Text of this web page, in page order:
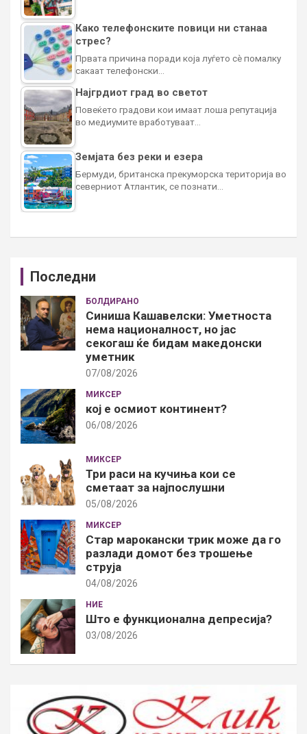
Како телефонските повици ни станаа
стрес?
Првата причина поради која луѓето сè помалку
сакаат телефонски…
Најгрдиот град во светот
Повеќето градови кои имаат лоша репутација
во медиумите вработуваат…
Земјата без реки и езера
Бермуди, британска прекуморска територија во
северниот Атлантик, се познати…
Последни
БОЛДИРАНО
Синиша Кашавелски: Уметноста
нема националност, но јас
секогаш ќе бидам македонски
уметник
07/08/2026
МИКСЕР
кој е осмиот континент?
06/08/2026
МИКСЕР
Три раси на кучиња кои се
сметаат за најпослушни
05/08/2026
МИКСЕР
Стар марокански трик може да го
разлади домот без трошење
струја
04/08/2026
НИЕ
Што е функционална депресија?
03/08/2026